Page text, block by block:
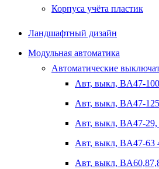
Корпуса учёта пластик
Ландшафтный дизайн
Модульная автоматика
Автоматические
Авт, выкл, BA47-
Авт, выкл, BA47-
Авт, выкл, BA47-
Авт, выкл, BA47-63
Авт, выкл,